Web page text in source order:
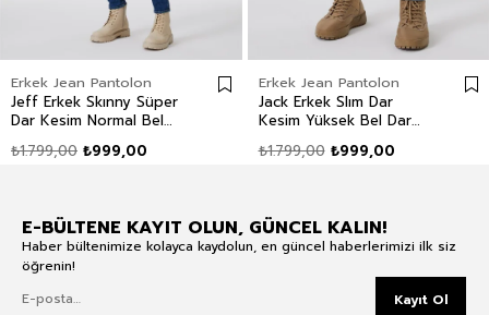
Erkek Jean Pantolon
Jeff Erkek Skınny Süper
Dar Kesim Normal Bel
Mavi
₺999,00
₺1.799,00
Erkek Jean Pantolon
Jack Erkek Slım Dar
Kesim Yüksek Bel Dar
₺999,00
₺1.799,00
E-BÜLTENE KAYIT OLUN, GÜNCEL KALIN!
Haber bültenimize kolayca kaydolun, en güncel haberlerimizi ilk siz
öğrenin!
Kayıt Ol